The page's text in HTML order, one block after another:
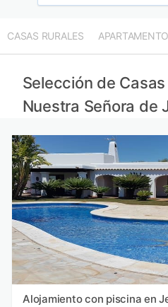
CASAS RURALES
Selección de
Nuestra Señora de
Alojamiento con piscina en